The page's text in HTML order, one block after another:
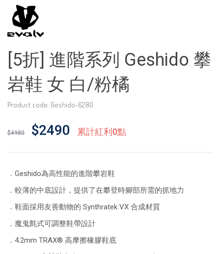
[5折] 進階系列 Geshido 攀
岩鞋 女 白/粉橘
Product code: Geshido-6280
$4980 $2490 累計紅利0點
．Geshido為高性能的進階攀岩鞋
．較薄的中底設計，提供了在攀登時腳部所需的抓地力
．鞋面採用友善動物的 Synthratek VX 合成材質
．魔鬼氈式可調整鞋帶設計
．4.2mm TRAX® 高摩擦橡膠鞋底